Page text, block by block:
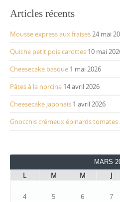
Articles récents
Mousse express aux fraises24 mai
Quiche petit pois carottes 10 mai
Cheesecake basque 1 mai 2026
Pâtes à la norcina 14 avril 2026
Cheesecake japonais 1 avril 2026
Gnocchis crémeux épinards tomates
MARS
L M M J
4
5 6 7